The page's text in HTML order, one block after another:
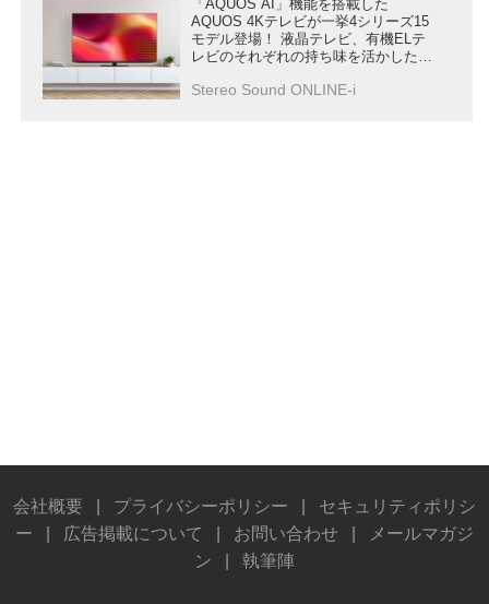
「AQUOS AI」機能を搭載した
AQUOS 4Kテレビが一挙4シリーズ15
モデル登場！ 液晶テレビ、有機ELテ
レビのそれぞれの持ち味を活かした
Stereo Sound ONLINE-i
会社概要 プライバシーポリシー
セキュリティポリシ
ー
広告掲載について お問い合わせ
メールマガジ
ン
執筆陣